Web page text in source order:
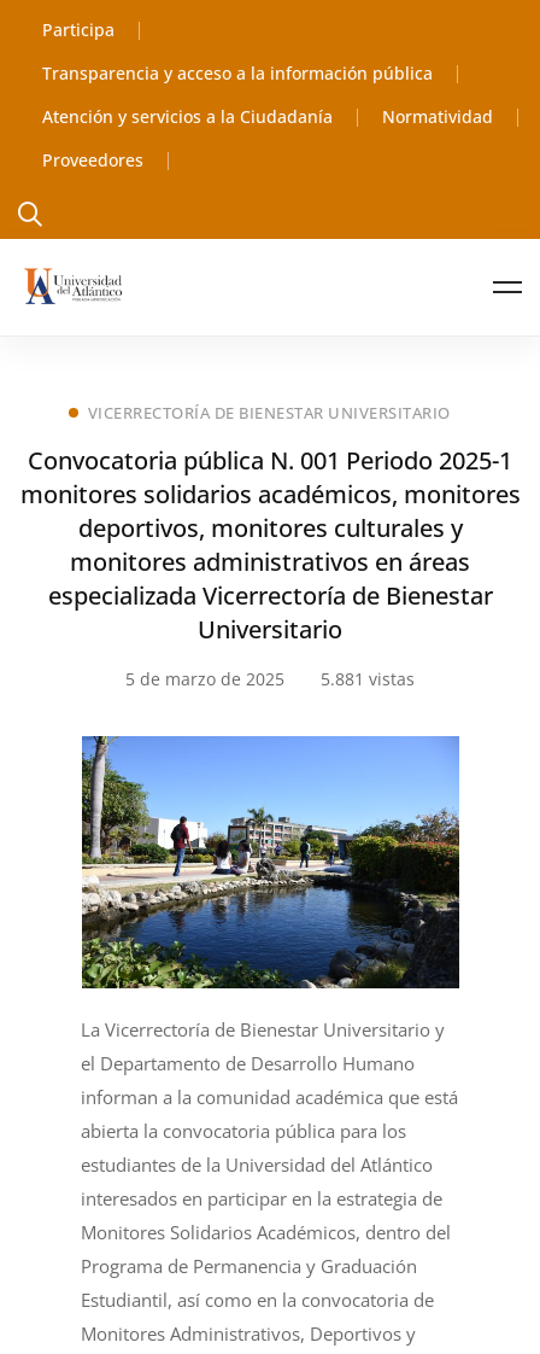
Participa
Transparencia y acceso a la información pública
Atención y servicios a la Ciudadanía
Normatividad
Proveedores
VICERRECTORÍA DE BIENESTAR UNIVERSITARIO
Convocatoria pública N. 001 Periodo 2025-1
monitores solidarios académicos, monitores
deportivos, monitores culturales y
monitores administrativos en áreas
especializada Vicerrectoría de Bienestar
Universitario
5 de marzo de 2025 5.881 vistas
La Vicerrectoría de Bienestar Universitario y
el Departamento de Desarrollo Humano
informan a la comunidad académica que está
abierta la convocatoria pública para los
estudiantes de la Universidad del Atlántico
interesados en participar en la estrategia de
Monitores Solidarios Académicos, dentro del
Programa de Permanencia y Graduación
Estudiantil, así como en la convocatoria de
Monitores Administrativos, Deportivos y